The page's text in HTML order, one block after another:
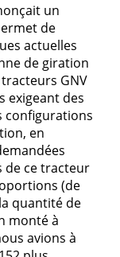
un
de
actuelles
de giration
GNV
exigeant des
configurations
en
de ce tracteur
(de
quantité de
monté à
avions à